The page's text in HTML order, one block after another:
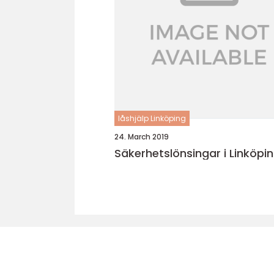
låshjälp Linköping
24. March 2019
Säkerhetslönsingar i